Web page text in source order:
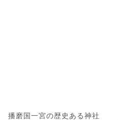
播磨国一宮の歴史ある神社